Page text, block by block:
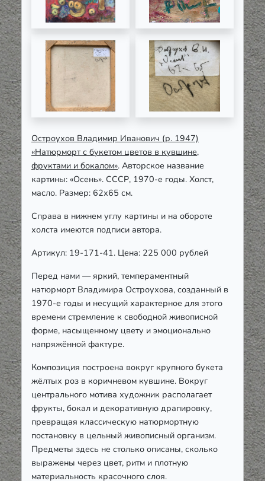
Остроухов Владимир Иванович (р. 1947)
«Натюрморт с букетом цветов в кувшине,
фруктами и бокалом». Авторское название
картины: «Осень». СССР, 1970-е годы. Холст,
масло. Размер: 62х65 см.
Справа в нижнем углу картины и на обороте
холста имеются подписи автора.
Артикул: 19-171-41. Цена: 225 000 рублей
Перед нами — яркий, темпераментный
натюрморт Владимира Остроухова, созданный в
1970-е годы и несущий характерное для этого
времени стремление к свободной живописной
форме, насыщенному цвету и эмоционально
напряжённой фактуре.
Композиция построена вокруг крупного букета
жёлтых роз в коричневом кувшине. Вокруг
центрального мотива художник располагает
фрукты, бокал и декоративную драпировку,
превращая классическую натюрмортную
постановку в цельный живописный организм.
Предметы здесь не столько описаны, сколько
выражены через цвет, ритм и плотную
материальность красочного слоя.